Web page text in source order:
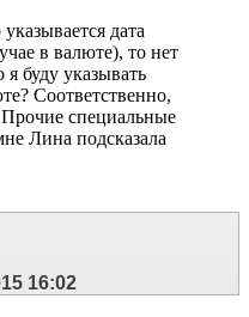
дата
в валюте), то нет
буду указывать
Соответственно,
специальные
Лина подсказала
16:02